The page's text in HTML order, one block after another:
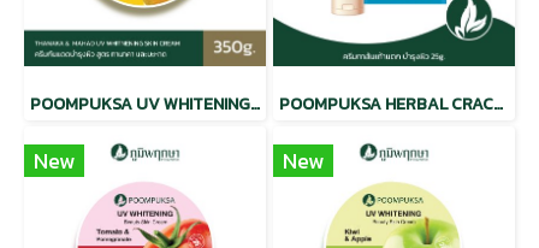
POOMPUKSA UV WHITENING BEAUTY SKIN CREAM THANAKA & MAHAD POOMPUKSA HERBAL CRACKED HEEL CREAM
New New